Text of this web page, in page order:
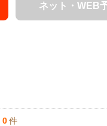
ネット・WEB
0 件